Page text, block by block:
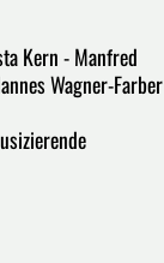
Kern - Manfred
Wagner-Farber